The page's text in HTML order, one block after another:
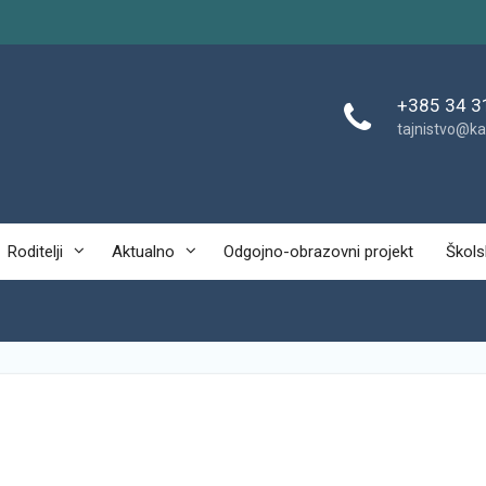
+385 34
Roditelji Aktualno Odgojno-obrazovni projekt